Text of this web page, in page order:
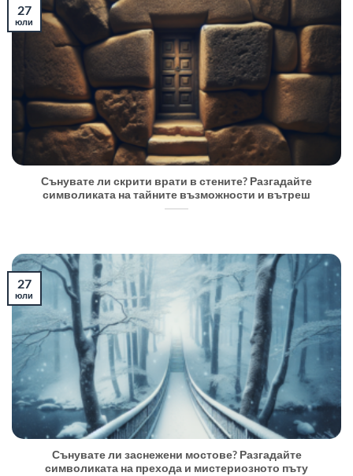
Сънувате ли скрити врати в стените? Разгадайте
символиката на тайните възможности и вътреш
27
юли
Сънувате ли заснежени мостове? Разгадайте
символиката на прехода и мистериозното пъту
27
юли